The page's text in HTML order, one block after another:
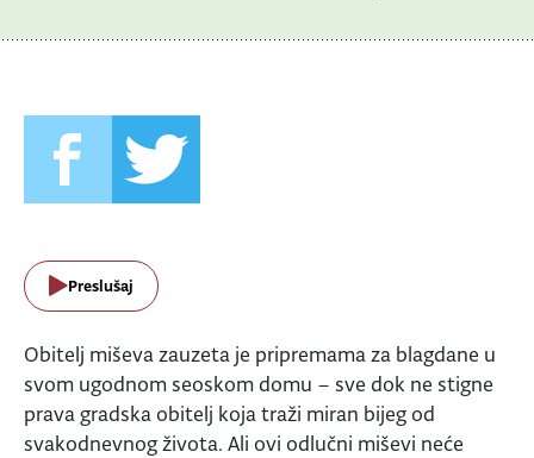
Preslušaj
Obitelj miševa zauzeta je pripremama za blagdane u
svom ugodnom seoskom domu – sve dok ne stigne
prava gradska obitelj koja traži miran bijeg od
svakodnevnog života. Ali ovi odlučni miševi neće